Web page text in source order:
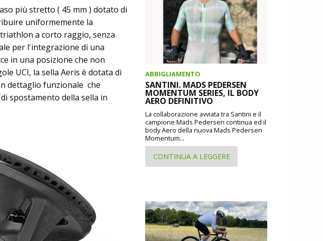
più stretto ( 45 mm ) dotato di
uniformemente la
a corto raggio, senza
per l'integrazione di una
in una posizione che non
UCI, la sella Aeris è dotata di
dettaglio funzionale che
spostamento della sella in
ABBIGLIAMENTO
SANTINI. MADS PEDERSEN
MOMENTUM SERIES, IL BODY
AERO DEFINITIVO
La collaborazione avviata tra Santini e il
campione Mads Pedersen continua ed il
body Aero della nuova Mads Pedersen
Momentum...
CONTINUA A LEGGERE